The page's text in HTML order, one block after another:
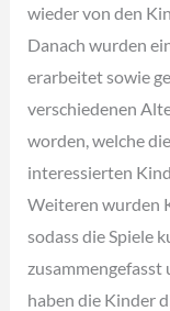
wieder von den
Danach wurden
erarbeitet sowie
verschiedenen
worden, welche
interessierten
Weiteren wurden
sodass die Spiele
haben die Kinder